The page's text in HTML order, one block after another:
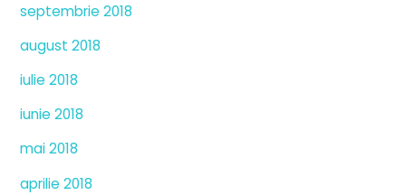
septembrie 2018
august 2018
iulie 2018
iunie 2018
mai 2018
aprilie 2018